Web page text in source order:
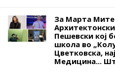
За Марта
Пешевски кој
школа во
Цветковска,
Медицина...